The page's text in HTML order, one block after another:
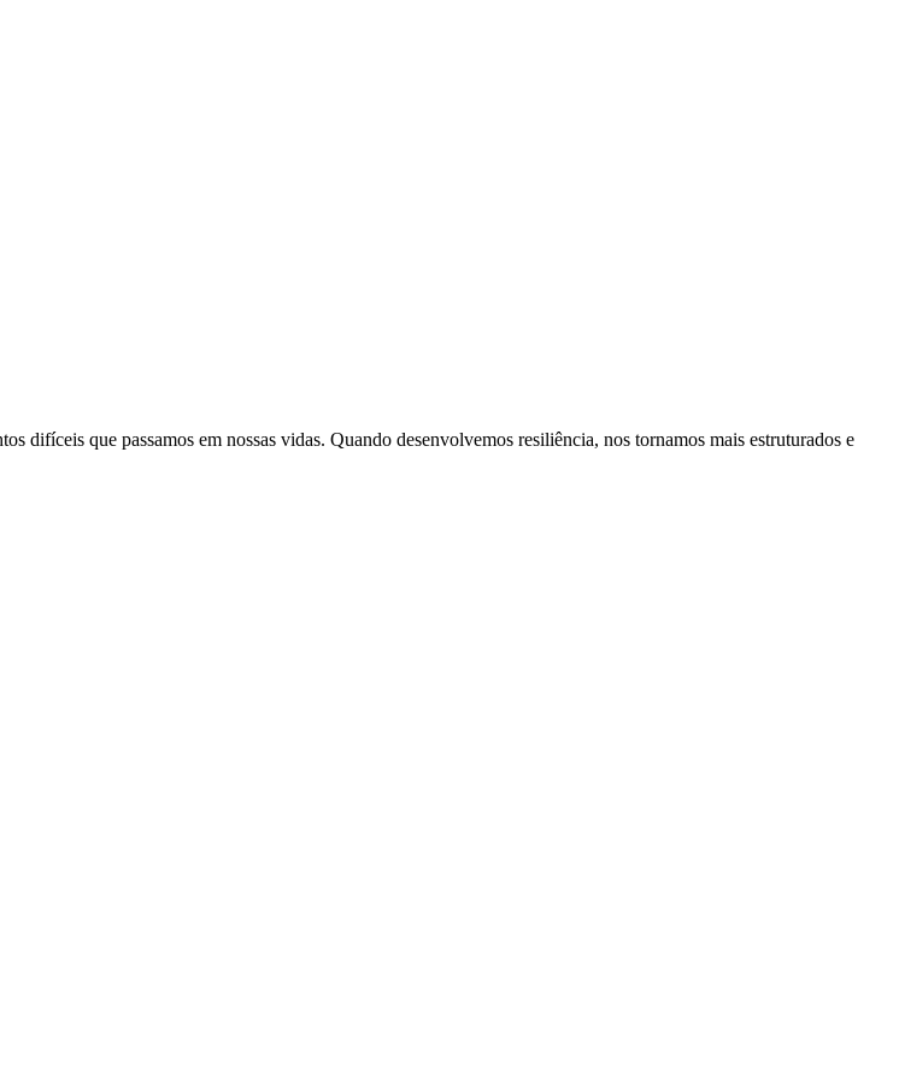
difíceis que passamos em nossas vidas. Quando desenvolvemos resiliência, nos tornamos mais estruturados e